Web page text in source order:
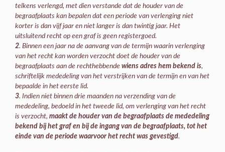
telkens verlengd, met dien verstande dat de houder van de
begraafplaats kan bepalen dat een periode van verlenging niet
korter is dan vijf jaar en niet langer is dan twintig jaar. Het
uitsluitend recht op een graf is geen registergoed.
2. Binnen een jaar na de aanvang van de termijn waarin verlenging
van het recht kan worden verzocht doet de houder van de
begraafplaats aan de rechthebbende wiens adres hem bekend is,
schriftelijk mededeling van het verstrijken van de termijn en van het
bepaalde in het eerste lid.
3. Indien niet binnen drie maanden na verzending van de
mededeling, bedoeld in het tweede lid, om verlenging van het recht
is verzocht, maakt de houder van de begraafplaats de mededeling
bekend bij het graf en bij de ingang van de begraafplaats, tot het
einde van de periode waarvoor het recht was gevestigd.